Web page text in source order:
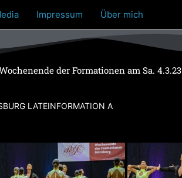
Impressum Über mich
der Formationen am Sa. 4.3.23
LATEINFORMATION A